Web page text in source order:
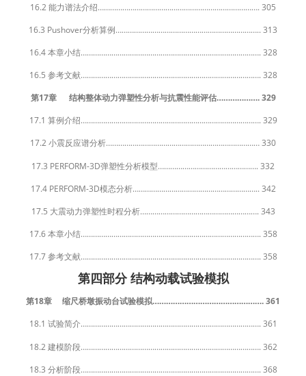
16.2 能力谱法介绍……………………………………………………………………. 305
16.3 Pushover分析算例…………………………………………………………….. 313
16.4 本章小结……………………………………………………………………………. 328
16.5 参考文献……………………………………………………………………………. 328
第17章 结构整体动力弹塑性分析与抗震性能评估………………. 329
17.1 算例介绍……………………………………………………………………………. 329
17.2 小震反应谱分析………………………………………………………………… 330
17.3 PERFORM-3D弹塑性分析模型…………………………………………. 332
17.4 PERFORM-3D模态分析…………………………………………………….. 342
17.5 大震动力弹塑性时程分析…………………………………………………. 343
17.6 本章小结……………………………………………………………………………. 358
17.7 参考文献……………………………………………………………………………. 358
第四部分 结构动载试验模拟
第18章 缩尺桥墩振动台试验模拟…………………………………………. 361
18.1 试验简介……………………………………………………………………………. 361
18.2 建模阶段……………………………………………………………………………. 362
18.3 分析阶段……………………………………………………………………………. 368